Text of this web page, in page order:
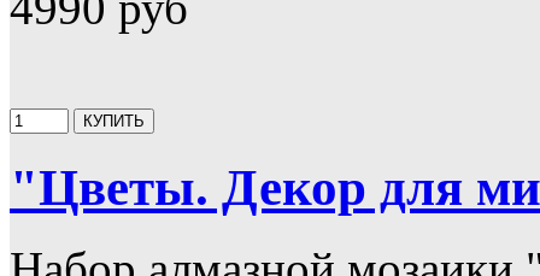
"Цветы. Декор для